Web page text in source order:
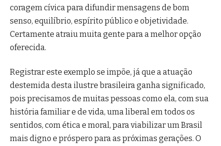
coragem cívica para difundir mensagens de bom
senso, equilíbrio, espírito público e objetividade.
Certamente atraiu muita gente para a melhor opção
oferecida.
Registrar este exemplo se impõe, já que a atuação
destemida desta ilustre brasileira ganha significado,
pois precisamos de muitas pessoas como ela, com sua
história familiar e de vida, uma liberal em todos os
sentidos, com ética e moral, para viabilizar um Brasil
mais digno e próspero para as próximas gerações. O